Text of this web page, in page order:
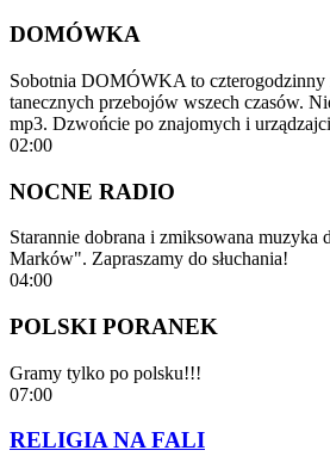
DOMÓWKA
Sobotnia DOMÓWKA to czterogodzinny
tanecznych przebojów wszech czasów.
mp3. Dzwońcie po znajomych i
02:00
NOCNE RADIO
Starannie dobrana i zmiksowana muzyka
Marków". Zapraszamy do słuchania!
04:00
POLSKI PORANEK
Gramy tylko po polsku!!!
07:00
RELIGIA NA FALI